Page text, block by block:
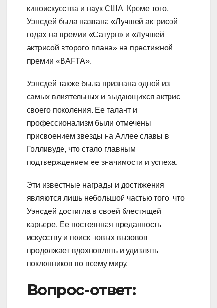
киноискусства и наук США. Кроме того,
Уэнсдей была названа «Лучшей актрисой
года» на премии «Сатурн» и «Лучшей
актрисой второго плана» на престижной
премии «BAFTA».
Уэнсдей также была признана одной из
самых влиятельных и выдающихся актрис
своего поколения. Ее талант и
профессионализм были отмечены
присвоением звезды на Аллее славы в
Голливуде, что стало главным
подтверждением ее значимости и успеха.
Эти известные награды и достижения
являются лишь небольшой частью того, что
Уэнсдей достигла в своей блестящей
карьере. Ее постоянная преданность
искусству и поиск новых вызовов
продолжает вдохновлять и удивлять
поклонников по всему миру.
Вопрос-ответ: